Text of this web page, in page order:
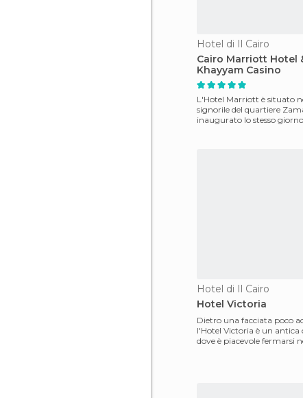
Hotel di Il Cairo
Cairo Marriott Hotel
Khayyam Casino
L'Hotel Marriott è situato
signorile del quartiere
inaugurato lo stesso
Hotel di Il Cairo
Hotel Victoria
Dietro una facciata poco
l'Hotel Victoria è un antica
dove è piacevole fermarsi